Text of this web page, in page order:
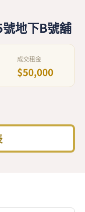
地下B號舖
成交租金
$50,000